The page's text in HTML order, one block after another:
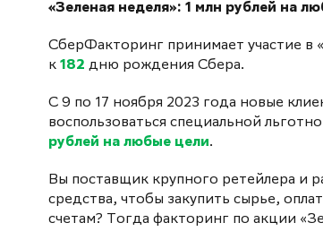
«Зеленая неделя»: 1 млн рублей на
СберФакторинг принимает участие в
к 182 дню рождения Сбера.
С 9 по 17 ноября 2023 года новые
воспользоваться специальной
рублей на любые цели.
Вы поставщик крупного ретейлера и
средства, чтобы закупить сырье,
счетам? Тогда факторинг по акции